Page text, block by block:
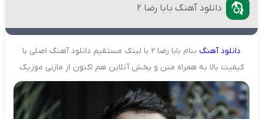
دانلود آهنگ بابا رضا ۲
دانلودآهنگ
بنام بابا رضا ۲ با لینک مستقیم دانلود آهنگ اصلی با
کیفیت بالا به همراه متن و پخش آنلاین هم اکنون از مازنی موزیک